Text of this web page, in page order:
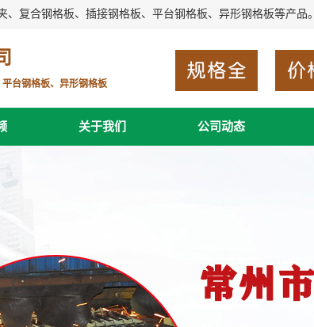
复合钢格板、插接钢格板、平台钢格板、异形钢格板等产品。
台钢格板、异形钢格板
关于我们 公司动态